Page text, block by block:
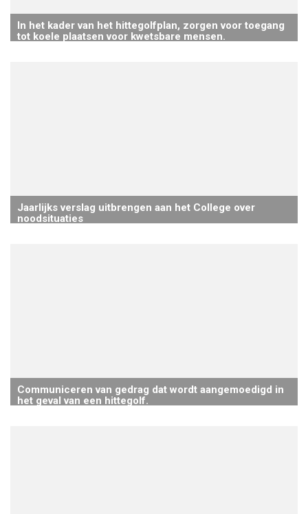
In het kader van het hittegolfplan, zorgen voor toegang
tot koele plaatsen voor kwetsbare mensen.
Jaarlijks verslag uitbrengen aan het College over
noodsituaties
Communiceren van gedrag dat wordt aangemoedigd in
het geval van een hittegolf.